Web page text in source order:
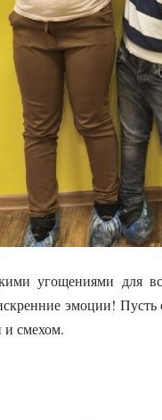
угощениями для
эмоции!
и смехом.